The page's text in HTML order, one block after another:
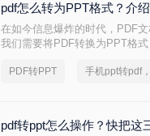
pdf怎么转为PPT格式？介
在如今信息爆炸的时代，PDF
我们需要将PDF转换为PPT格
PDF转PPT
pdf转ppt怎么操作？快把这